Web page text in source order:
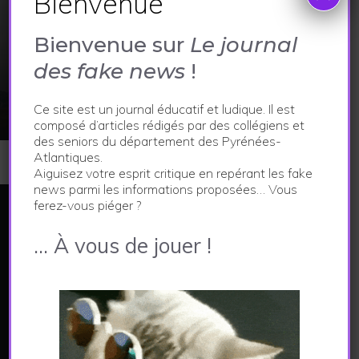
ACTUALITÉS ,ECONOMIE ET VIE LOCALE
CULTURE
17 tonnes qui font déplacer la
ministre de la culture
29 janvier 2024
Les articles publiés dans ce journal sont créés par
les collégiens et les seniors des Pyrénées-
Atlantiques à l'issue d'un parcours de médiation
Bienvenue sur Le journal
des fake news !
Ce site est un journal éducatif et ludique. Il est
composé d’articles rédigés par des collégiens et
des seniors du département des Pyrénées-
Atlantiques.
Aiguisez votre esprit critique en repérant les fake
news parmi les informations proposées… Vous
ferez-vous piéger ?
… À vous de jouer !